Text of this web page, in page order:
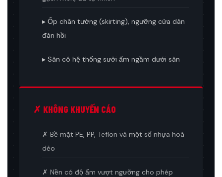
▸ Ốp chân tường (skirting), ngưỡng cửa dán
đàn hồi
▸ Sàn có hệ thống sưởi ấm ngầm dưới sàn
✗ KHÔNG KHUYẾN CÁO
✗ Bề mặt PE, PP, Teflon và một số nhựa hoá
dẻo
✗ Nền có độ ẩm vượt ngưỡng cho phép